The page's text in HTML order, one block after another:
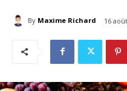
By Maxime Richard 16